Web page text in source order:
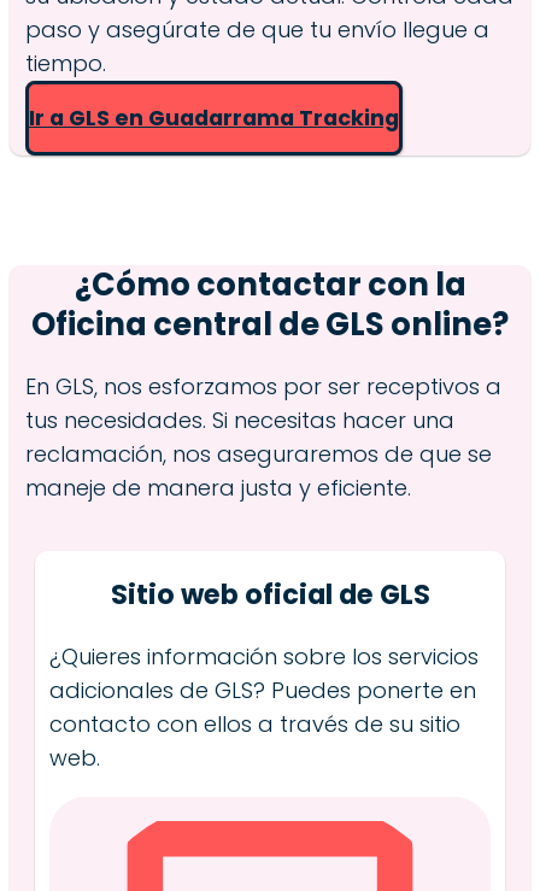
paso y asegúrate de que tu envío llegue a
tiempo.
Ir a GLS en Guadarrama Tracking
¿Cómo contactar con la
Oficina central de GLS online?
En GLS, nos esforzamos por ser receptivos a
tus necesidades. Si necesitas hacer una
reclamación, nos aseguraremos de que se
maneje de manera justa y eficiente.
Sitio web oficial de GLS
¿Quieres información sobre los servicios
adicionales de GLS? Puedes ponerte en
contacto con ellos a través de su sitio
web.